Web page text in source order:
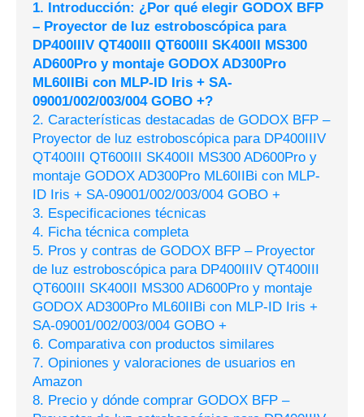
1. Introducción: ¿Por qué elegir GODOX BFP
– Proyector de luz estroboscópica para
DP400IIIV QT400III QT600III SK400II MS300
AD600Pro y montaje GODOX AD300Pro
ML60IIBi con MLP-ID Iris + SA-
09001/002/003/004 GOBO +?
2. Características destacadas de GODOX BFP –
Proyector de luz estroboscópica para DP400IIIV
QT400III QT600III SK400II MS300 AD600Pro y
montaje GODOX AD300Pro ML60IIBi con MLP-
ID Iris + SA-09001/002/003/004 GOBO +
3. Especificaciones técnicas
4. Ficha técnica completa
5. Pros y contras de GODOX BFP – Proyector
de luz estroboscópica para DP400IIIV QT400III
QT600III SK400II MS300 AD600Pro y montaje
GODOX AD300Pro ML60IIBi con MLP-ID Iris +
SA-09001/002/003/004 GOBO +
6. Comparativa con productos similares
7. Opiniones y valoraciones de usuarios en
Amazon
8. Precio y dónde comprar GODOX BFP –